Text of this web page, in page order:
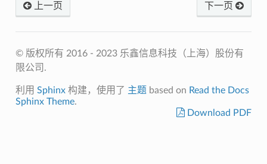
上一页 下一页
© 版权所有 2016 - 2023 乐鑫信息科技（上海）股份有
限公司.
利用 Sphinx构建，使用了 主题 based on Read the Docs
Sphinx Theme.
Download PDF